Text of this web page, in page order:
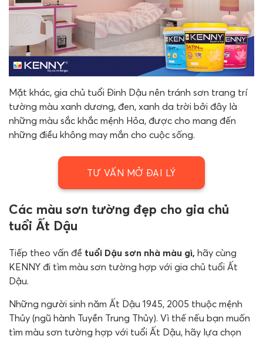
Mặt khác, gia chủ tuổi Đinh Dậu nên tránh sơn trang trí
tường màu xanh dương, đen, xanh da trời bởi đây là
những màu sắc khắc mệnh Hỏa, được cho mang đến
những điều không may mắn cho cuộc sống.
TƯ VẤN MỞ ĐẠI LÝ
Các màu sơn tường đẹp cho gia chủ
tuổi Ất Dậu
Tiếp theo vấn đề tuổi Dậu sơn nhà màu gì, hãy cùng
KENNY đi tìm màu sơn tường hợp với gia chủ tuổi Ất
Dậu.
Những người sinh năm Ất Dậu 1945, 2005 thuộc mệnh
Thủy (ngũ hành Tuyền Trung Thủy). Vì thế nếu bạn muốn
tìm màu sơn tường hợp với tuổi Ất Dậu, hãy lựa chọn